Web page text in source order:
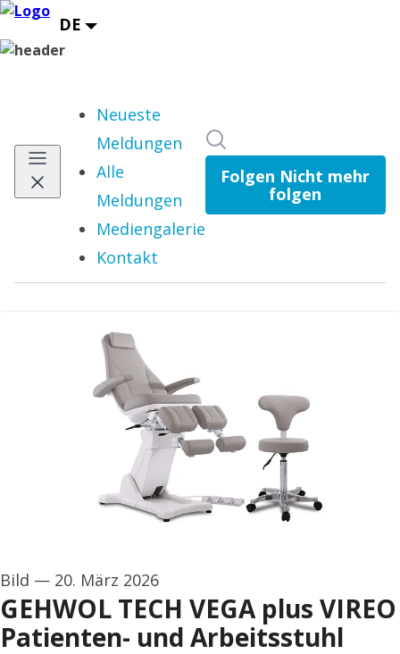
Neueste
Meldungen
Alle
Meldungen
Mediengalerie
Kontakt
Folgen Nicht mehr
folgen
Bild — 20. März 2026
GEHWOL TECH VEGA plus VIREO
Patienten- und Arbeitsstuhl